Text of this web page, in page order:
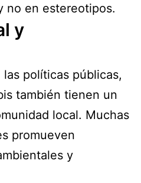
no en estereotipos.
y
políticas públicas,
también tienen un
local. Muchas
promueven
y